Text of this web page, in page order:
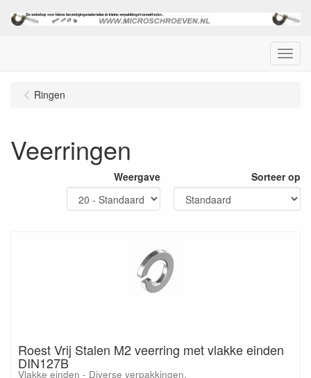
Menu
Ringen
Veerringen
Weergave Sorteer op
Roest Vrij Stalen M2 veerring met vlakke einden
DIN127B
Vlakke einden - Diverse verpakkingen.